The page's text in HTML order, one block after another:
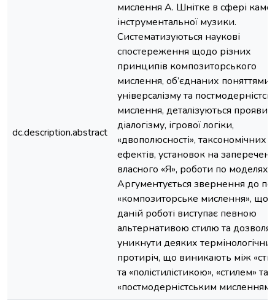
dc.description.abstract
мислення А. Шнітке в сфері
інструментальної музики.
Систематизуються наукові
спостереження щодо різних
принципів композиторського
мислення, об’єднаних поняттями
універсалізму та
мислення, деталізуються прояви
діалогізму, ігрової логіки,
«двополюсності», таксономічних
ефектів, установок на
власного «Я», роботи по моделях.
Аргументується звернення до
«композиторське мислення», що
даній роботі виступає певною
альтернативою стилю та дозволяє
уникнути деяких
протиріч, що виникають між
та «полістилістикою», «стилем» та
«постмодерністським мисленням»